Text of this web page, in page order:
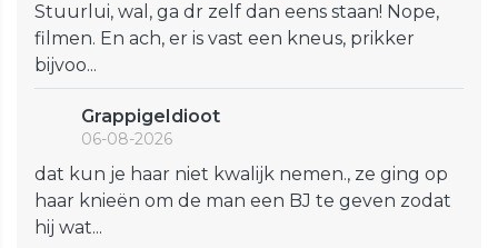
Stuurlui, wal, ga dr zelf dan eens staan! Nope,
filmen. En ach, er is vast een kneus, prikker
bijvoo...
GrappigeIdioot
06-08-2026
dat kun je haar niet kwalijk nemen., ze ging op
haar knieën om de man een BJ te geven zodat
hij wat...